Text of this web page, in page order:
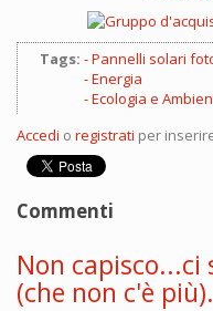
Tags:
Pannelli solari
Energia
Ecologia e
Accedi o registrati per
Commenti
Non capisco...ci
(che non c'è più).